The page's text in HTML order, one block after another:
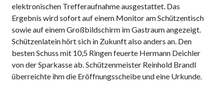
elektronischen Trefferaufnahme ausgestattet. Das
Ergebnis wird sofort auf einem Monitor am Schützentisch
sowie auf einem Großbildschirm im Gastraum angezeigt.
Schützenlatein hört sich in Zukunft also anders an. Den
besten Schuss mit 10,5 Ringen feuerte Hermann Deichler
von der Sparkasse ab. Schützenmeister Reinhold Brandl
überreichte ihm die Eröffnungsscheibe und eine Urkunde.